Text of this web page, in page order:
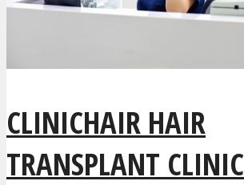
CLINICHAIR HAIR
TRANSPLANT CLINIC